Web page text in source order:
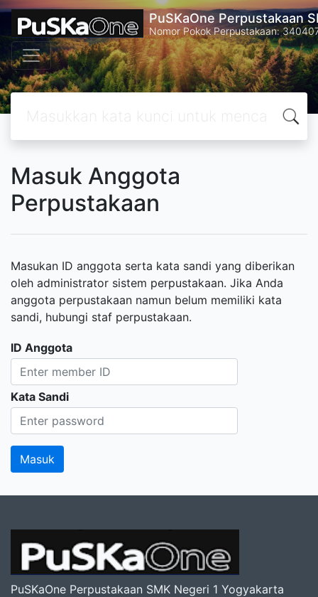
PuSKaOne Perpustakaan
Nomor Pokok Perpustakaan:
Masuk Anggota
Perpustakaan
Masukan ID anggota serta kata sandi yang diberikan
oleh administrator sistem perpustakaan. Jika Anda
anggota perpustakaan namun belum memiliki kata
sandi, hubungi staf perpustakaan.
ID Anggota
Kata Sandi
PuSKaOne Perpustakaan SMK Negeri 1 Yogyakarta